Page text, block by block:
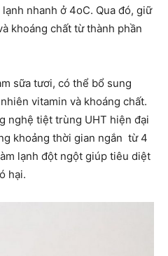
nhanh ở 4oC. Qua đó, giữ
khoáng chất từ thành phần
sữa tươi, có thể bổ sung
vitamin và khoáng chất.
nghệ tiệt trùng UHT hiện đại
khoảng thời gian ngắn từ 4
lạnh đột ngột giúp tiêu diệt
hại.